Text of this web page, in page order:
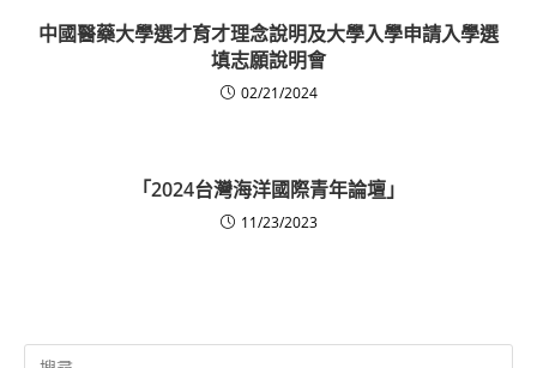
中國醫藥大學選才育才理念說明及大學入學申請入學選
填志願說明會
02/21/2024
「2024台灣海洋國際青年論壇」
11/23/2023
Search